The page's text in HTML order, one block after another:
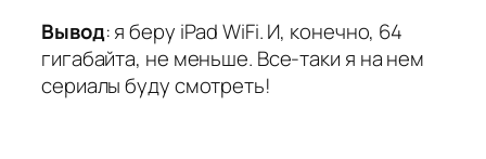
Вывод: я беру iPad WiFi. И, конечно, 64
гигабайта, не меньше. Все-таки я на нем
сериалы буду смотреть!